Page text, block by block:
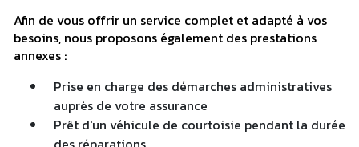
Afin de vous offrir un service complet et adapté à vos
besoins, nous proposons également des prestations
annexes :
Prise en charge des démarches administratives
auprès de votre assurance
Prêt d'un véhicule de courtoisie pendant la durée